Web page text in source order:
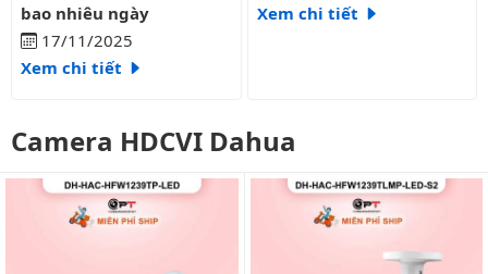
bao nhiêu ngày
17/11/2025
Xem chi tiết
Xem chi tiết
Camera HDCVI Dahua